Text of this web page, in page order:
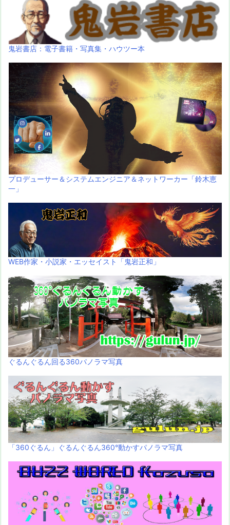
鬼岩書店：電子書籍・写真集・ハウツー本
プロデューサー＆システムエンジニア＆ネットワーカー「鈴木恵
一」
WEB作家・小説家・エッセイスト「鬼岩正和」
ぐるんぐるん回る360パノラマ写真
「360ぐるん」ぐるんぐるん360°動かすパノラマ写真